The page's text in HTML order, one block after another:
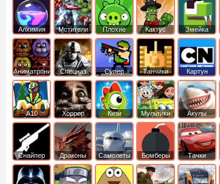
машину
Алхимия Мстители
Плохие
свинки
Кактус
маккой
Змейка
Аниматроники Спецназ
Супер
бойцы
Танчики
Картун
нетворк
А10 Хоррор Кизи Мультики Акулы
Снайпер Драконы Самолеты Бомберы Тачки